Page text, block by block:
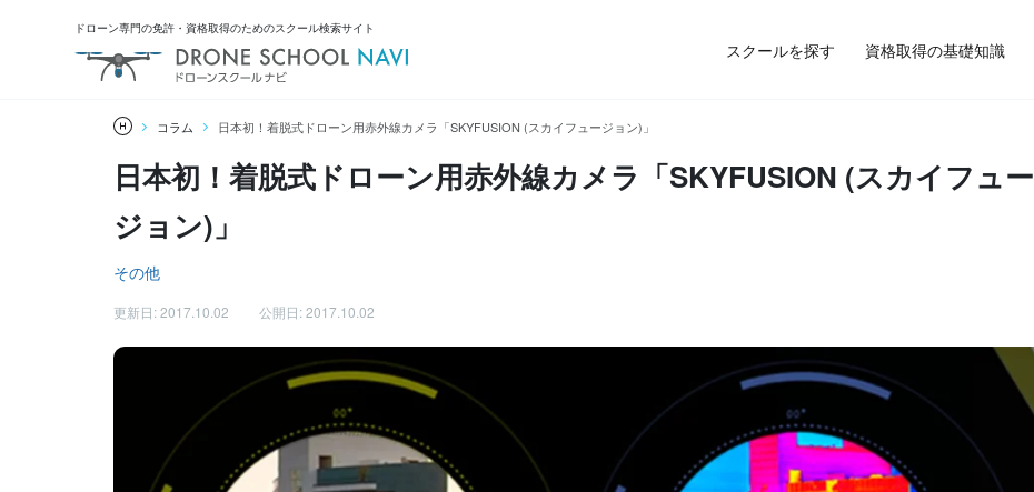
ドローン専門の免許・資格取得のためのスクール検索サイト
スクールを探す 資格取得の基礎知識
コラム 日本初！着脱式ドローン用赤外線カメラ「SKYFUSION (スカイフュージョン)」
日本初！着脱式ドローン用赤外線カメラ「SKYFUSION (スカイフュー
ジョン)」
その他
更新日: 2017.10.02 公開日: 2017.10.02